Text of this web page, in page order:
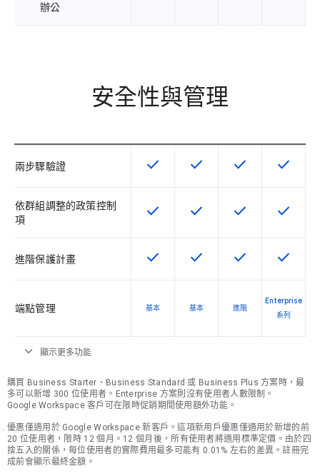
辦公
安全性與管理
兩步驟驗證 這項功能適用於該 SKU
check 這項功能適用於該 SKU
check 這項功能適用於
check 這項功
check
依群組調整的政策控制
項
這項功能適用於該 SKU
check 這項功能適用於該 SKU
check 這項功能適用於
check 這項功
check
進階保護計畫 這項功能適用於該 SKU
check 這項功能適用於該 SKU
check 這項功能適用於
check 這項功
check
端點管理 基本 基本 進階
Enterprise
系列
expand_more 顯示更多功能
購買 Business Starter、Business Standard 或 Business Plus 方案時，最
多可以新增 300 位使用者。Enterprise 方案則沒有使用者人數限制。
Google Workspace 客戶可在限時促銷期間使用額外功能。
優惠僅適用於 Google Workspace 新客戶。這項新用戶優惠僅適用於新增的前
20 位使用者，限時 12 個月。12 個月後，所有使用者將適用標準定價。由於四
捨五入的關係，每位使用者的實際費用最多可能有 0.01% 左右的差異。註冊完
成前會顯示最終金額。